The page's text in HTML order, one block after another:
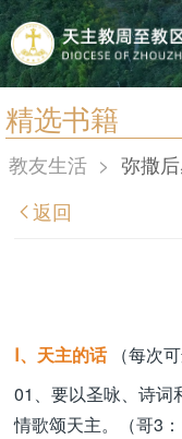
精选书籍
首页
宗教法规
教会圣月
教友生活 > 弥撒
返回
Ⅰ、天主的话
（每次
01、要以圣咏、诗词
情歌颂天主。（哥3：